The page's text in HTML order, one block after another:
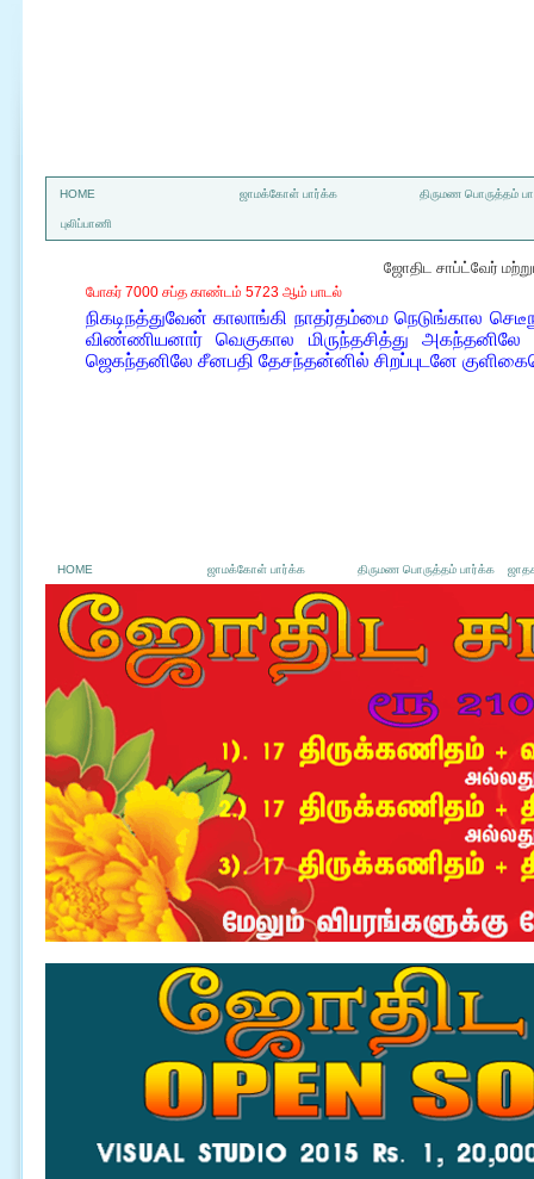
HOME ஜாமக்கோள் பார்க்க திருமண பொருத்தம்
புலிப்பாணி
ஜோதிட சாப்ட்வேர்
போகர் 7000 சப்த காண்டம் 5723 ஆம் பாடல்
நிகடிநத்துவேன் காலாங்கி நாதர்தம்மை நெடுங்கால
விண்ணியனார் வெகுகால மிருந்தசித்து அகந்தனிலே
ஜெகந்தனிலே சீனபதி தேசந்தன்னில் சிறப்புடனே
HOME ஜாமக்கோள் பார்க்க திருமண பொருத்தம் பார்க்க